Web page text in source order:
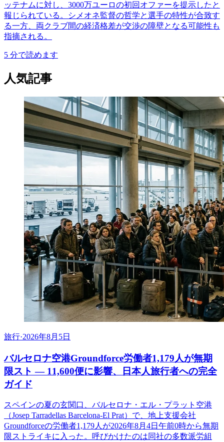
ッテナムに対し、3000万ユーロの初回オファーを提示したと
報じられている。シメオネ監督の哲学と選手の特性が合致す
る一方、両クラブ間の経済格差が交渉の障壁となる可能性も
指摘される。
5 分で読めます
人気記事
旅行·2026年8月5日
バルセロナ空港Groundforce労働者1,179人が無期
限スト ― 11,600便に影響、日本人旅行者への完全
ガイド
スペインの夏の玄関口、バルセロナ・エル・プラット空港
（Josep Tarradellas Barcelona-El Prat）で、地上支援会社
Groundforceの労働者1,179人が2026年8月4日午前0時から無期
限ストライキに入った。呼びかけたのは同社の多数派労組